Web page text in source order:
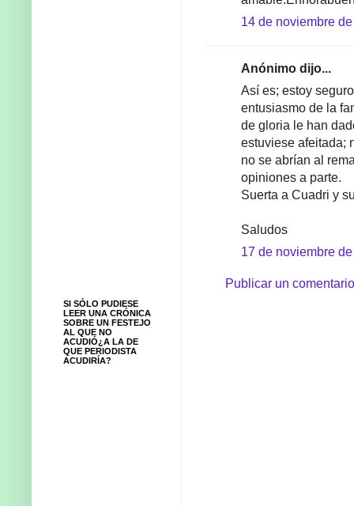
14 de noviembre
Anónimo dijo...
Así es; estoy
entusiasmo de la
de gloria le han
estuviese afeitada;
no se abrían al
opiniones a parte.
Suerta a Cuadri y
Saludos
17 de noviembre
Publicar un comentario
SI SÓLO PUDIESE
LEER UNA CRÓNICA
SOBRE UN FESTEJO
AL QUE NO
ACUDIÓ¿A LA DE
QUE PERIODISTA
ACUDIRÍA?